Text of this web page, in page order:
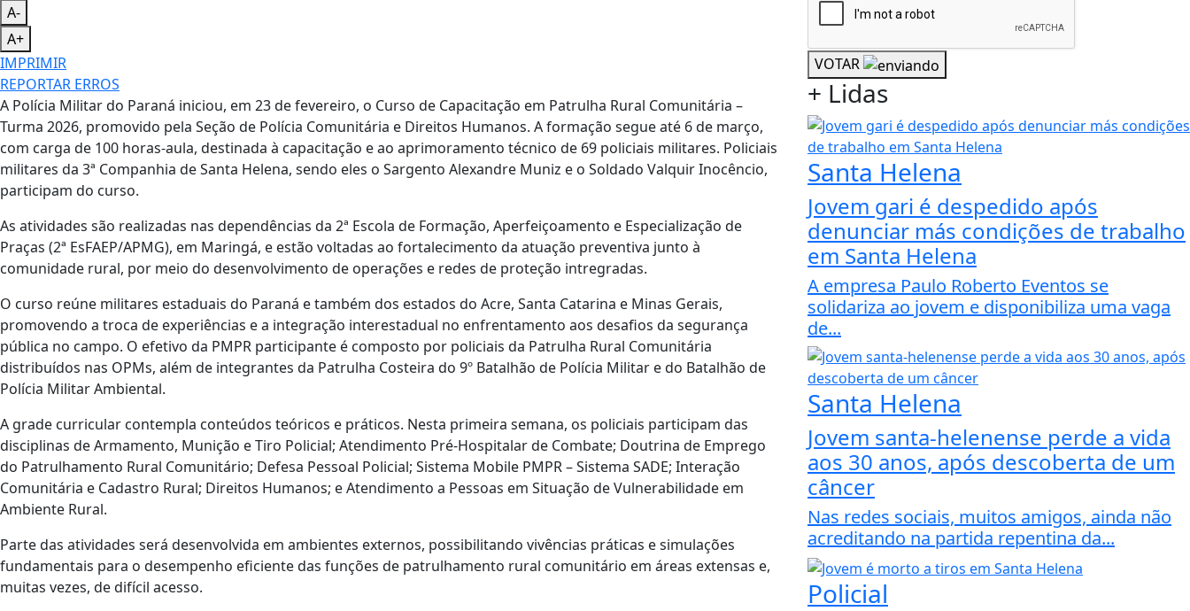
A-
A+
IMPRIMIR
REPORTAR ERROS
A Polícia Militar do Paraná iniciou, em 23 de fevereiro, o Curso de Capacitação em Patrulha Rural Comunitária –
Turma 2026, promovido pela Seção de Polícia Comunitária e Direitos Humanos. A formação segue até 6 de março,
com carga de 100 horas-aula, destinada à capacitação e ao aprimoramento técnico de 69 policiais militares. Policiais
militares da 3ª Companhia de Santa Helena, sendo eles o Sargento Alexandre Muniz e o Soldado Valquir Inocêncio,
participam do curso.
As atividades são realizadas nas dependências da 2ª Escola de Formação, Aperfeiçoamento e Especialização de
Praças (2ª EsFAEP/APMG), em Maringá, e estão voltadas ao fortalecimento da atuação preventiva junto à
comunidade rural, por meio do desenvolvimento de operações e redes de proteção intregradas.
O curso reúne militares estaduais do Paraná e também dos estados do Acre, Santa Catarina e Minas Gerais,
promovendo a troca de experiências e a integração interestadual no enfrentamento aos desafios da segurança
pública no campo. O efetivo da PMPR participante é composto por policiais da Patrulha Rural Comunitária
distribuídos nas OPMs, além de integrantes da Patrulha Costeira do 9º Batalhão de Polícia Militar e do Batalhão de
Polícia Militar Ambiental.
A grade curricular contempla conteúdos teóricos e práticos. Nesta primeira semana, os policiais participam das
disciplinas de Armamento, Munição e Tiro Policial; Atendimento Pré-Hospitalar de Combate; Doutrina de Emprego
do Patrulhamento Rural Comunitário; Defesa Pessoal Policial; Sistema Mobile PMPR – Sistema SADE; Interação
Comunitária e Cadastro Rural; Direitos Humanos; e Atendimento a Pessoas em Situação de Vulnerabilidade em
Ambiente Rural.
Parte das atividades será desenvolvida em ambientes externos, possibilitando vivências práticas e simulações
fundamentais para o desempenho eficiente das funções de patrulhamento rural comunitário em áreas extensas e,
muitas vezes, de difícil acesso.
VOTAR
+ Lidas
Santa Helena
Jovem gari é despedido após
denunciar más condições de trabalho
em Santa Helena
A empresa Paulo Roberto Eventos se
solidariza ao jovem e disponibiliza uma vaga
de...
Santa Helena
Jovem santa-helenense perde a vida
aos 30 anos, após descoberta de um
câncer
Nas redes sociais, muitos amigos, ainda não
acreditando na partida repentina da...
Policial